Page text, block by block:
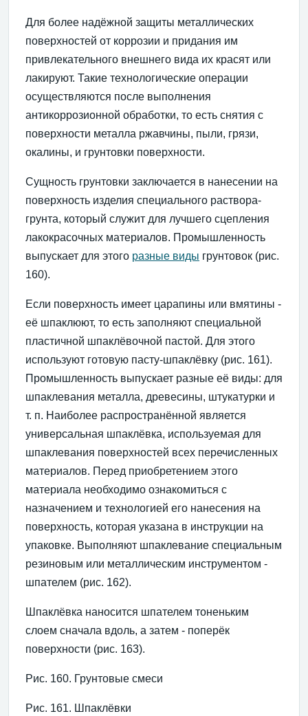
Для более надёжной защиты металлических
поверхностей от коррозии и придания им
привлекательного внешнего вида их красят или
лакируют. Такие технологические операции
осуществляются после выполнения
антикоррозионной обработки, то есть снятия с
поверхности металла ржавчины, пыли, грязи,
окалины, и грунтовки поверхности.
Сущность грунтовки заключается в нанесении на
поверхность изделия специального раствора-
грунта, который служит для лучшего сцепления
лакокрасочных материалов. Промышленность
выпускает для этого разные виды грунтовок (рис.
160).
Если поверхность имеет царапины или вмятины -
её шпаклюют, то есть заполняют специальной
пластичной шпаклёвочной пастой. Для этого
используют готовую пасту-шпаклёвку (рис. 161).
Промышленность выпускает разные её виды: для
шпаклевания металла, древесины, штукатурки и
т. п. Наиболее распространённой является
универсальная шпаклёвка, используемая для
шпаклевания поверхностей всех перечисленных
материалов. Перед приобретением этого
материала необходимо ознакомиться с
назначением и технологией его нанесения на
поверхность, которая указана в инструкции на
упаковке. Выполняют шпаклевание специальным
резиновым или металлическим инструментом -
шпателем (рис. 162).
Шпаклёвка наносится шпателем тоненьким
слоем сначала вдоль, а затем - поперёк
поверхности (рис. 163).
Рис. 160. Грунтовые смеси
Рис. 161. Шпаклёвки